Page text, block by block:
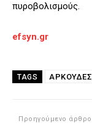
πυροβολισμούς.
efsyn.gr
TAGS ΑΡΚΟΥΔΕΣ
Προηγούμενο άρθρο